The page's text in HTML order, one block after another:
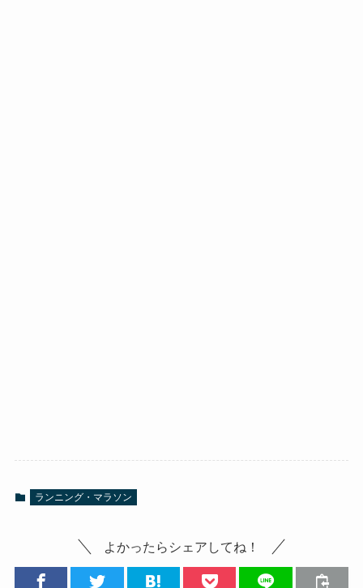
ランニング・マラソン
よかったらシェアしてね！